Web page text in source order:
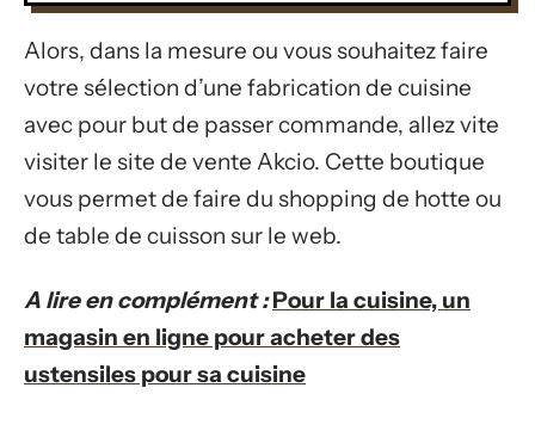
Alors, dans la mesure ou vous souhaitez faire
votre sélection d’une fabrication de cuisine
avec pour but de passer commande, allez vite
visiter le site de vente Akcio. Cette boutique
vous permet de faire du shopping de hotte ou
de table de cuisson sur le web.
A lire en complément : Pour la cuisine, un
magasin en ligne pour acheter des
ustensiles pour sa cuisine